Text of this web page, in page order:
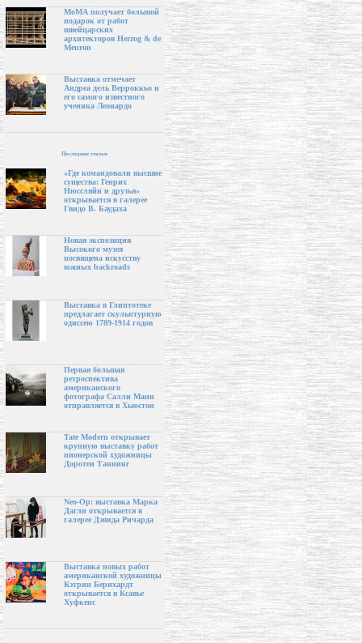
МоМА получает большой
подарок от работ
швейцарских
архитекторов Herzog & de
Meuron
Выставка отмечает
Андреа дель Верроккьо и
его самого известного
ученика Леонардо
Последние статьи
«Где командовали высшие
существа: Генрих
Нюссляйн и друзья»
открывается в галерее
Гвидо В. Баудаха
Новая экспозиция
Высокого музея
посвящена искусству
южных backroads
Выставка в Глиптотеке
предлагает скульптурную
одиссею 1789-1914 годов
Первая большая
ретроспектива
американского
фотографа Салли Манн
отправляется в Хьюстон
Tate Modern открывает
крупную выставку работ
пионерской художницы
Доротеи Таннинг
Neo-Op: выставка Марка
Дагли открывается в
галерее Дэвида Ричарда
Выставка новых работ
американской художницы
Кэтрин Бернхардт
открывается в Ксавье
Хуфкенс